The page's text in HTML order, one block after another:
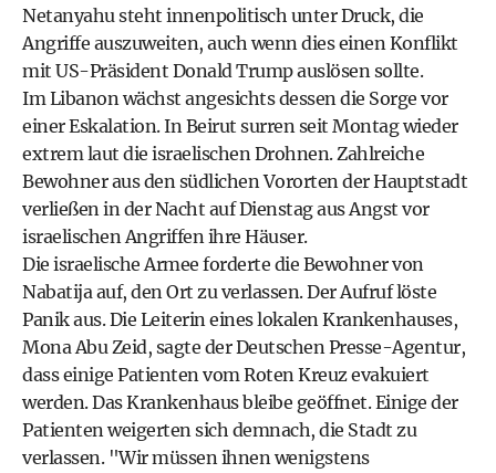
Netanyahu steht innenpolitisch unter Druck, die
Angriffe auszuweiten, auch wenn dies einen Konflikt
mit US-Präsident Donald Trump auslösen sollte.
Im Libanon wächst angesichts dessen die Sorge vor
einer Eskalation. In Beirut surren seit Montag wieder
extrem laut die israelischen Drohnen. Zahlreiche
Bewohner aus den südlichen Vororten der Hauptstadt
verließen in der Nacht auf Dienstag aus Angst vor
israelischen Angriffen ihre Häuser.
Die israelische Armee forderte die Bewohner von
Nabatija auf, den Ort zu verlassen. Der Aufruf löste
Panik aus. Die Leiterin eines lokalen Krankenhauses,
Mona Abu Zeid, sagte der Deutschen Presse-Agentur,
dass einige Patienten vom Roten Kreuz evakuiert
werden. Das Krankenhaus bleibe geöffnet. Einige der
Patienten weigerten sich demnach, die Stadt zu
verlassen. "Wir müssen ihnen wenigstens